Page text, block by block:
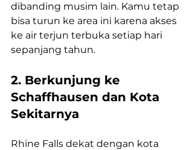
dibanding musim lain. Kamu tetap
bisa turun ke area ini karena akses
ke air terjun terbuka setiap hari
sepanjang tahun.
2. Berkunjung ke
Schaffhausen dan Kota
Sekitarnya
Rhine Falls dekat dengan kota